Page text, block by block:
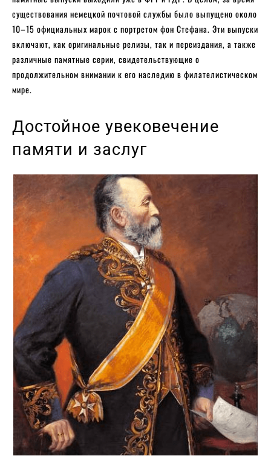
существования немецкой почтовой службы было выпущено около
10–15 официальных марок с портретом фон Стефана. Эти выпуски
включают, как оригинальные релизы, так и переиздания, а также
различные памятные серии, свидетельствующие о
продолжительном внимании к его наследию в филателистическом
мире.
Достойное увековечение
памяти и заслуг